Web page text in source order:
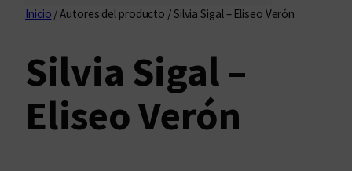
s
r
Inicio / Autores del producto / Silvia Sigal – Eliseo Verón
Silvia Sigal –
Eliseo Verón